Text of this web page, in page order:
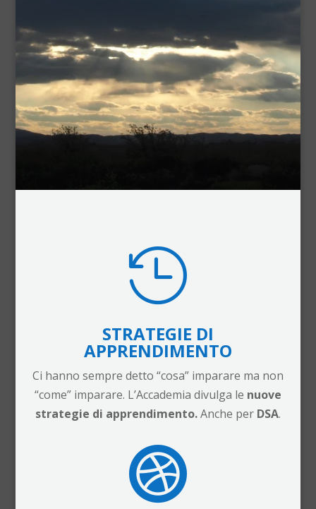

STRATEGIE DI
APPRENDIMENTO
Ci hanno sempre detto “cosa” imparare ma non
“come” imparare. L’Accademia divulga le nuove
strategie di apprendimento.Anche per DSA.
